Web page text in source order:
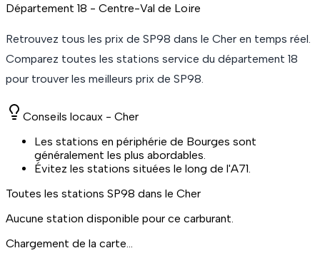
Département 18 - Centre-Val de Loire
Retrouvez tous les prix de SP98 dans le Cher en temps réel.
Comparez toutes les stations service du département 18
pour trouver les meilleurs prix de SP98.
Conseils locaux - Cher
Les stations en périphérie de Bourges sont
généralement les plus abordables.
Évitez les stations situées le long de l'A71.
Toutes les stations SP98 dans le Cher
Aucune station disponible pour ce carburant.
Chargement de la carte...